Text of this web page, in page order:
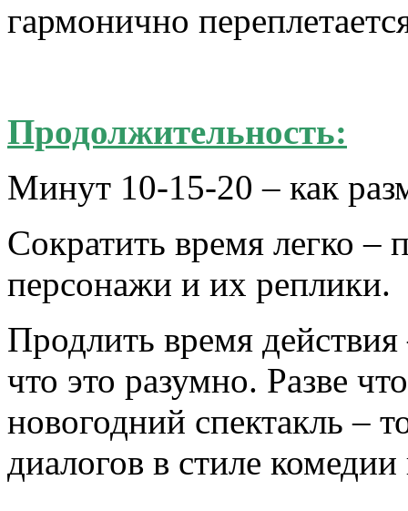
гармонично
Продолжительность:
Минут 10-15-20 – как
Сократить время легко –
персонажи и их реплики.
Продлить время
что это разумно. Разве
новогодний спектакль –
диалогов в стиле